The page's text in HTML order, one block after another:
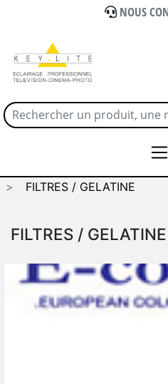
NOUS
FILTRES / GELATINE
FILTRES / GELATINE